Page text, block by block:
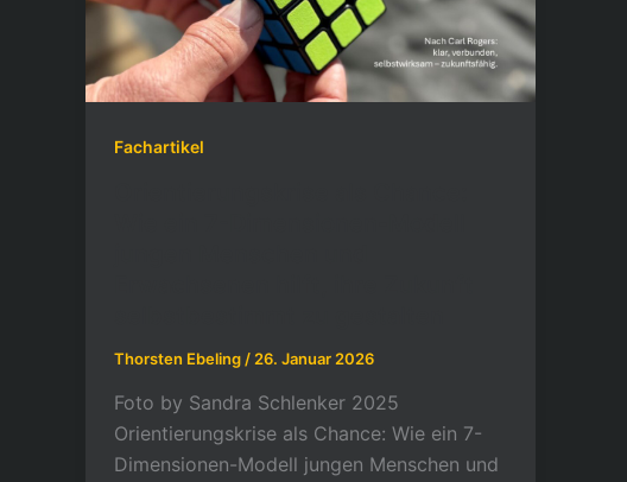
Fachartikel
Thorsten Ebeling / 26. Januar 2026
Foto by Sandra Schlenker 2025
Orientierungskrise als Chance: Wie ein 7-
Dimensionen-Modell jungen Menschen und